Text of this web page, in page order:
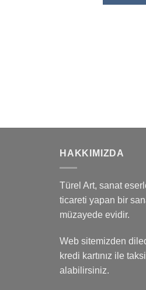
HAKKIMIZDA
Türel Art, sanat
ticareti yapan bir
müzayede evidir.
Web sitemizden
kredi kartınız ile
alabilirsiniz.